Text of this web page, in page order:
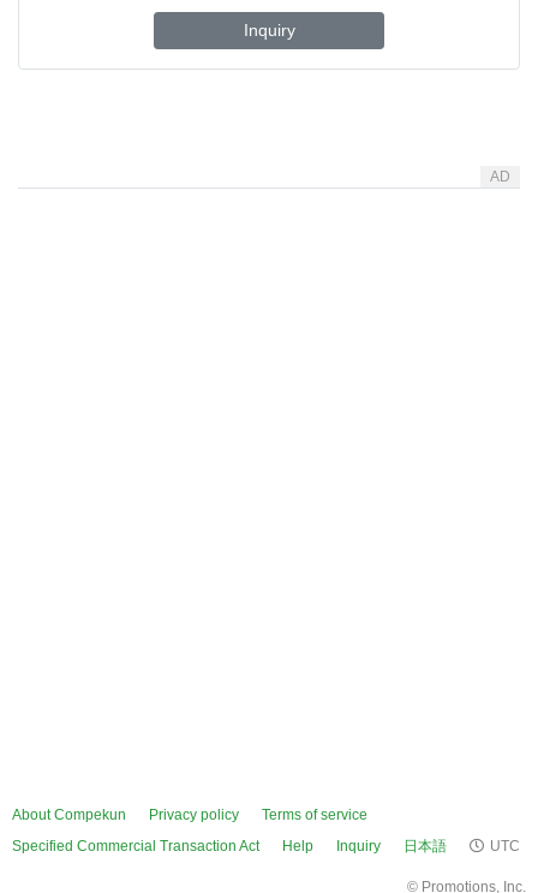
Inquiry
AD
About Compekun Privacy policy
Terms of service
Specified Commercial Transaction Act
Help Inquiry 日本語 UTC
© Promotions, Inc.